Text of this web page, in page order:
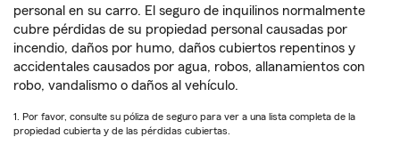
personal en su carro. El seguro de inquilinos normalmente
cubre pérdidas de su propiedad personal causadas por
incendio, daños por humo, daños cubiertos repentinos y
accidentales causados por agua, robos, allanamientos con
robo, vandalismo o daños al vehículo.
1. Por favor, consulte su póliza de seguro para ver a una lista completa de la
propiedad cubierta y de las pérdidas cubiertas.